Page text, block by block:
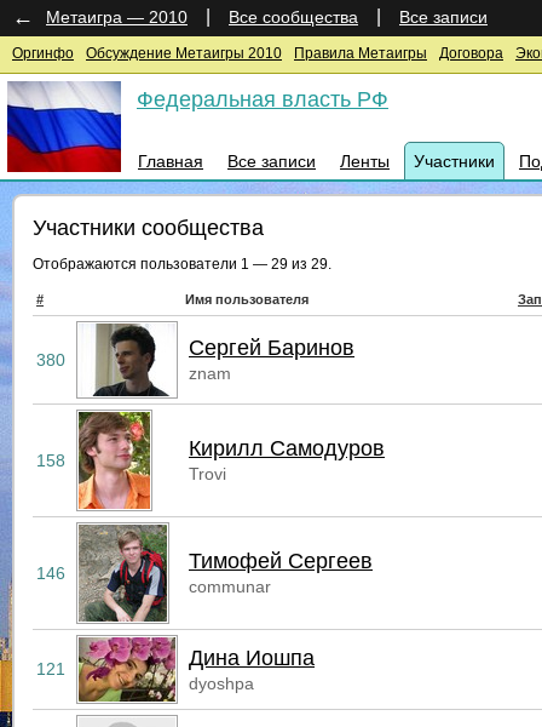
← Метаигра — 2010 Все сообщества Все записи
Оргинфо Обсуждение Метаигры 2010 Правила Метаигры Договора
Федеральная власть РФ
Главная Все записи Ленты Участники
Участники сообщества
Отображаются пользователи 1 — 29 из 29.
# Имя пользователя
380 Сергей Баринов
znam
158 Кирилл Самодуров
Trovi
146 Тимофей Сергеев
communar
121 Дина Иошпа
dyoshpa